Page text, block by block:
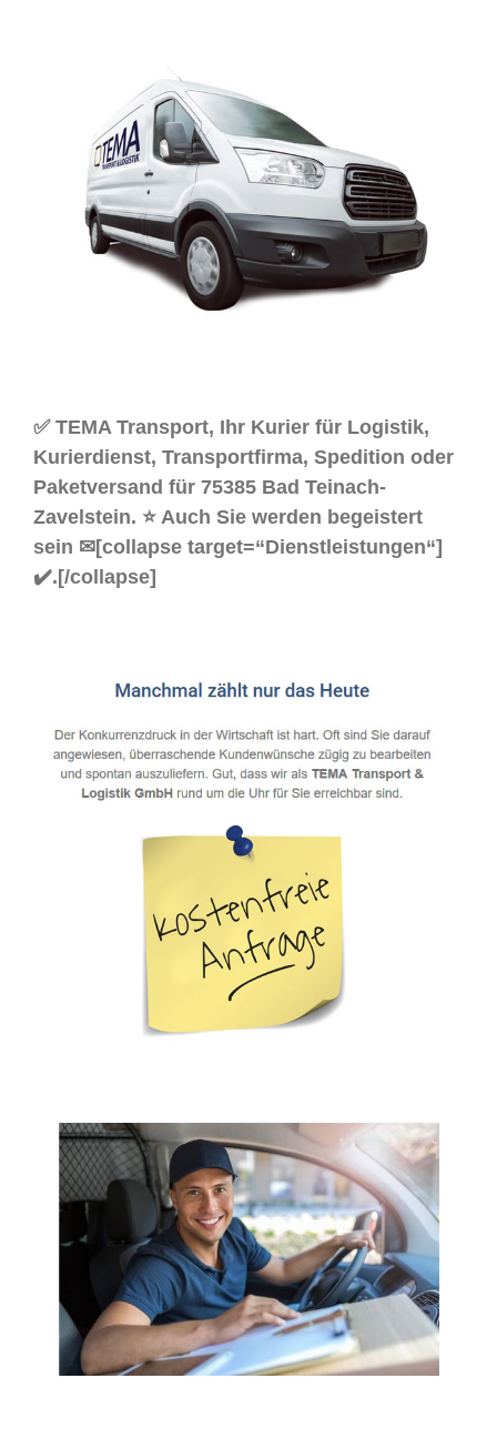
✅ TEMA Transport, Ihr Kurier für Logistik,
Kurierdienst, Transportfirma, Spedition oder
Paketversand für 75385 Bad Teinach-
Zavelstein. ⭐ Auch Sie werden begeistert
sein ✉[collapse target=“Dienstleistungen“]
✔️.[/collapse]